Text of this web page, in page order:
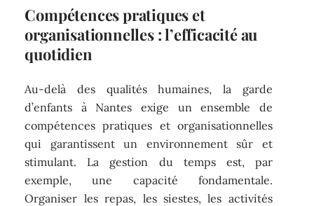
Compétences pratiques et
organisationnelles : l’efficacité au
quotidien
Au-delà des qualités humaines, la garde
d’enfants à Nantes exige un ensemble de
compétences pratiques et organisationnelles
qui garantissent un environnement sûr et
stimulant. La gestion du temps est, par
exemple, une capacité fondamentale.
Organiser les repas, les siestes, les activités